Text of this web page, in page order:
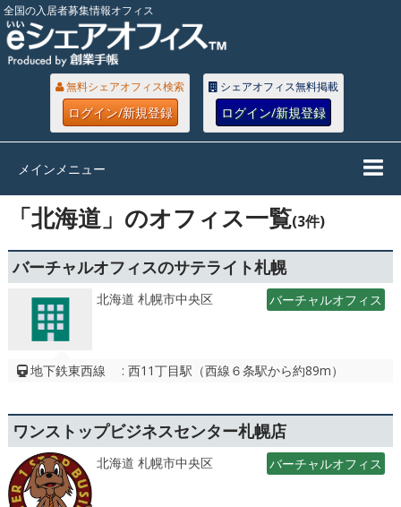
全国の入居者募集情報オフィス
無料シェアオフィス検索
ログイン/新規登録
シェアオフィス無料掲載
ログイン/新規登録
メインメニュー
「北海道」のオフィス一覧(3件)
バーチャルオフィスのサテライト札幌
北海道 札幌市中央区 バーチャルオフィス
地下鉄東西線 : 西11丁目駅（西線６条駅から約89m）
ワンストップビジネスセンター札幌店
北海道 札幌市中央区 バーチャルオフィス